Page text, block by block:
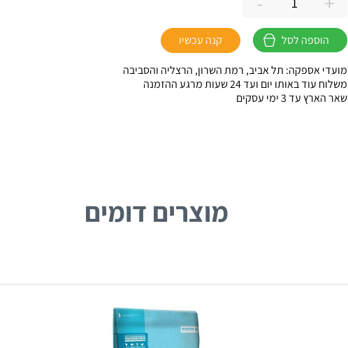
כמות
של
חטיף
FOODIES
נגיסי
סנדוויץ
הוספה לסל קנה עכשיו
מועדי אספקה: תל אביב, רמת השרון, הרצליה והסביבה
משלוח עוד באותו יום ועד 24 שעות מרגע ההזמנה
שאר הארץ עד 3 ימי עסקים
מוצרים דומים